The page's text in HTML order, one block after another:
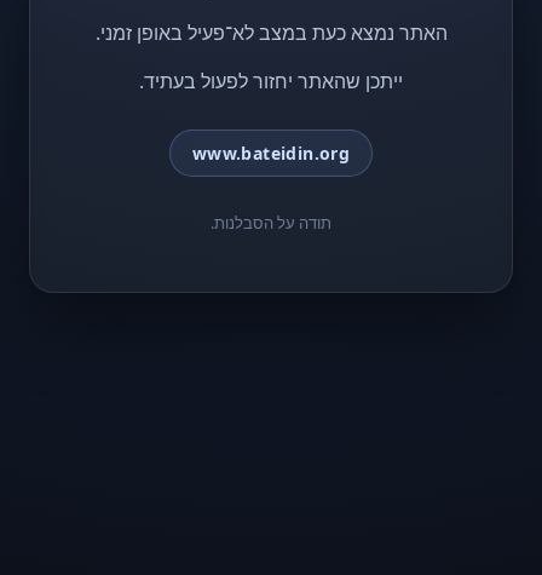
האתר נמצא כעת במצב לא־פעיל באופן זמני.
ייתכן שהאתר יחזור לפעול בעתיד.
www.bateidin.org
תודה על הסבלנות.